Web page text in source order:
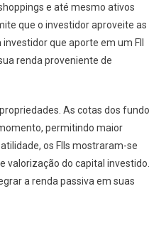
e até mesmo ativos
que o investidor aproveite as
que aporte em um FII
renda proveniente de
As cotas dos
permitindo maior
os FIIs mostraram-se
valorização do capital investido.
a renda passiva em suas